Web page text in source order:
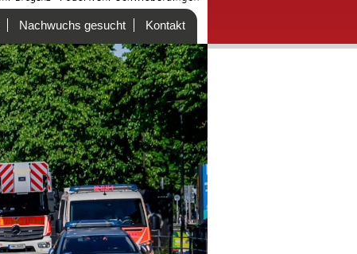
Nachwuchs gesucht Kontakt